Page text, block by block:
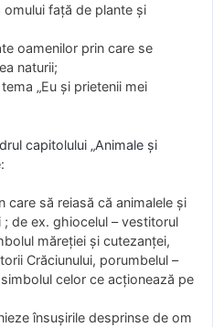
omului faţă de plante şi
oamenilor prin care se
naturii;
„Eu şi prietenii mei
capitolului „Animale şi
care să reiasă că animalele şi
de ex. ghiocelul – vestitorul
măreţiei şi cutezanţei,
Crăciunului, porumbelul –
celor ce acţionează pe
însuşirile desprinse de om